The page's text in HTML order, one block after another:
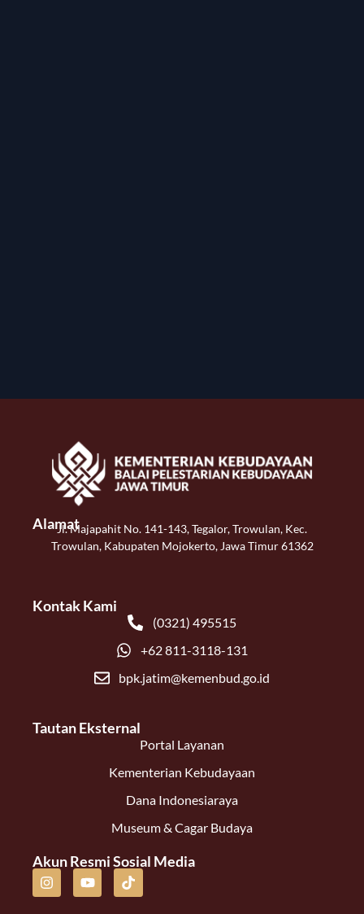
AlamatJl. Majapahit No. 141-143, Tegalor, Trowulan, Kec.
Trowulan, Kabupaten Mojokerto, Jawa Timur 61362
Kontak Kami
(0321) 495515
+62 811-3118-131
bpk.jatim@kemenbud.go.id
Tautan Eksternal
Portal Layanan
Kementerian Kebudayaan
Dana Indonesiaraya
Museum & Cagar Budaya
Akun Resmi Sosial Media